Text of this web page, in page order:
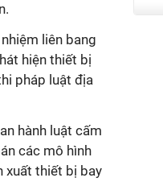
liên bang
hiện thiết bị
pháp luật địa
hành luật cấm
các mô hình
xuất thiết bị bay